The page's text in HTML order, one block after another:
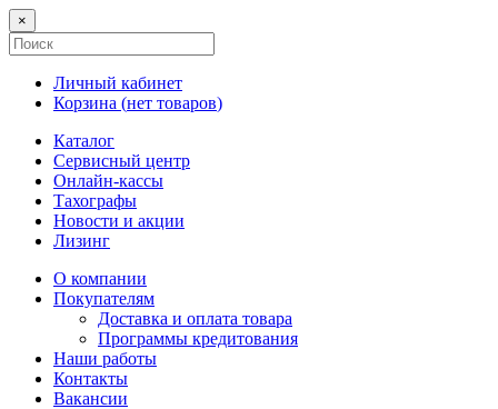
×
Личный кабинет
Корзина (нет товаров)
Каталог
Сервисный центр
Онлайн-кассы
Тахографы
Новости и акции
Лизинг
О компании
Покупателям
Доставка и оплата товара
Программы кредитования
Наши работы
Контакты
Вакансии